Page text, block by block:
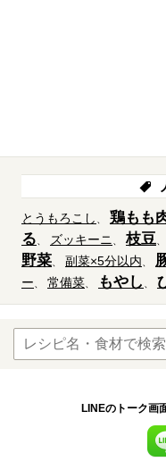
とうもろこし 鶏もも
る
ズッキーニ 枝豆
野菜
副菜×5分以内
ー
常備菜 もやし
LINEのトーク画